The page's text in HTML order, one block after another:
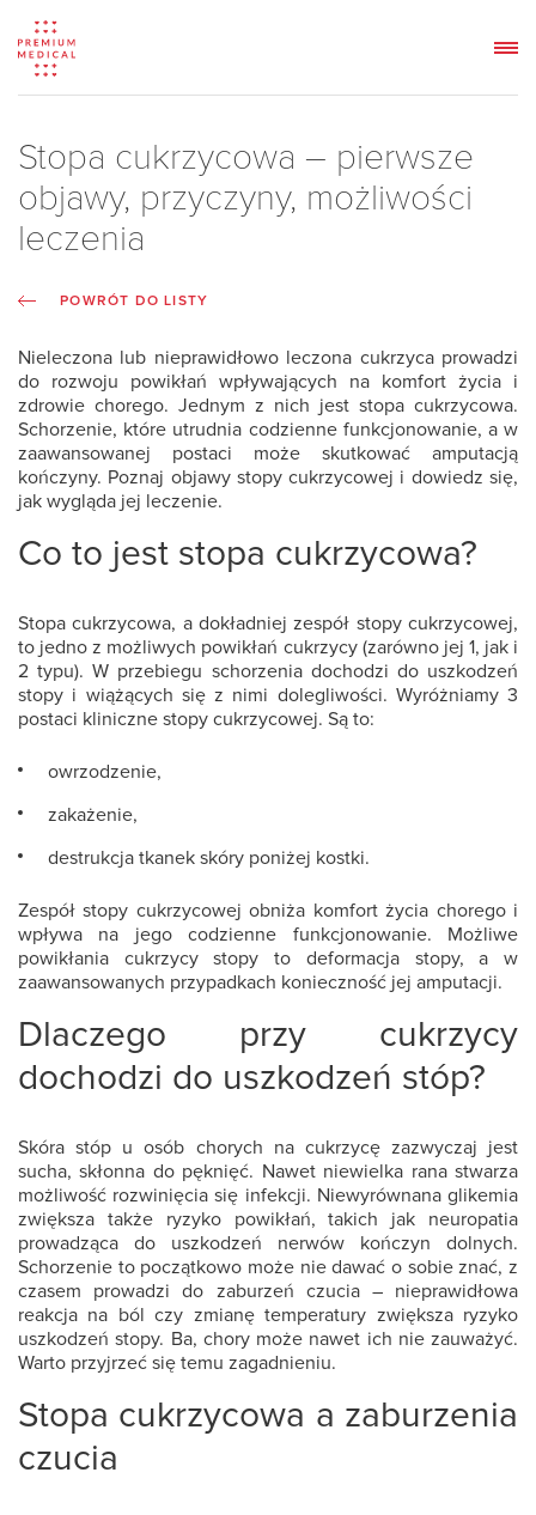
Stopa cukrzycowa – pierwsze
objawy, przyczyny, możliwości
leczenia
POWRÓT DO LISTY
Nieleczona lub nieprawidłowo leczona cukrzyca prowadzi
do rozwoju powikłań wpływających na komfort życia i
zdrowie chorego. Jednym z nich jest stopa cukrzycowa.
Schorzenie, które utrudnia codzienne funkcjonowanie, a w
zaawansowanej postaci może skutkować amputacją
kończyny. Poznaj objawy stopy cukrzycowej i dowiedz się,
jak wygląda jej leczenie.
Co to jest stopa cukrzycowa?
Stopa cukrzycowa, a dokładniejzespół stopy cukrzycowej,
to jedno z możliwych powikłań cukrzycy (zarówno jej 1, jak i
2 typu). W przebiegu schorzenia dochodzi do uszkodzeń
stopy i wiążących się z nimi dolegliwości. Wyróżniamy 3
postaci kliniczne stopy cukrzycowej. Są to:
owrzodzenie,
zakażenie,
destrukcja tkanek skóry poniżej kostki.
Zespół stopy cukrzycowej obniża komfort życia chorego i
wpływa na jego codzienne funkcjonowanie. Możliwe
powikłania cukrzycy stopyto deformacja stopy, a w
zaawansowanych przypadkach konieczność jej amputacji.
Dlaczego przy cukrzycy
dochodzi do uszkodzeń stóp?
Skóra stóp u osób chorych na cukrzycę zazwyczaj jest
sucha, skłonna do pęknięć. Nawet niewielka rana stwarza
możliwość rozwinięcia się infekcji. Niewyrównana glikemia
zwiększa także ryzyko powikłań, takich jak neuropatia
prowadząca do uszkodzeń nerwów kończyn dolnych.
Schorzenie to początkowo może nie dawać o sobie znać, z
czasem prowadzi do zaburzeń czucia – nieprawidłowa
reakcja na ból czy zmianę temperatury zwiększa ryzyko
uszkodzeń stopy. Ba, chory może nawet ich nie zauważyć.
Warto przyjrzeć się temu zagadnieniu.
Stopa cukrzycowa a zaburzenia
czucia